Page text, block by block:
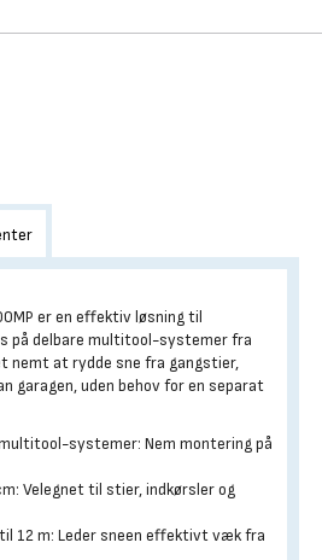
er en effektiv løsning til
på delbare multitool-systemer fra
nemt at rydde sne fra gangstier,
garagen, uden behov for en separat
systemer: Nem montering på
Velegnet til stier, indkørsler og
12 m: Leder sneen effektivt væk fra